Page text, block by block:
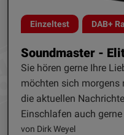
Einzeltest DAB+
Soundmaster -
Sie hören gerne Ihre
möchten sich morgens
die aktuellen
Einschlafen auch
von Dirk Weyel